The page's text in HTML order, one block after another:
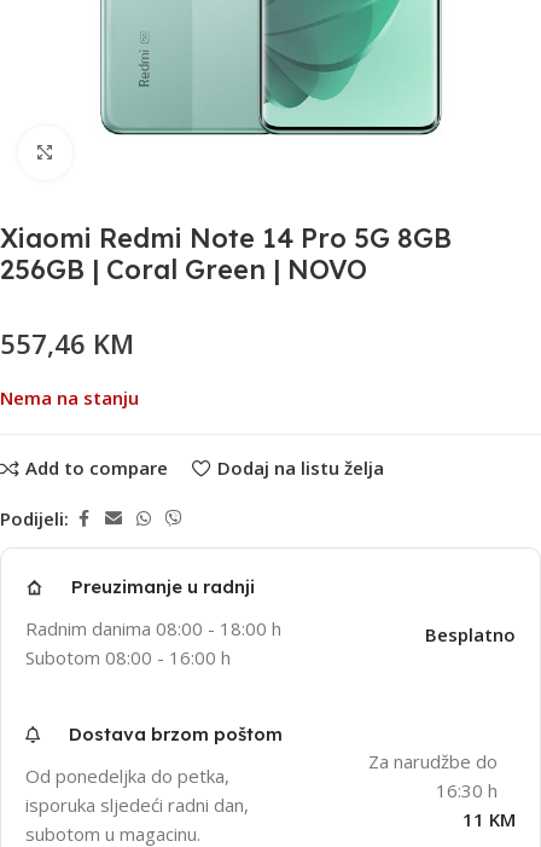
Xiaomi Redmi Note 14 Pro 5G 8GB
256GB | Coral Green | NOVO
557,46 KM
Nema na stanju
Add to compare Dodaj na listu želja
Podijeli:
Preuzimanje u radnji
Radnim danima 08:00 - 18:00 h
Subotom 08:00 - 16:00 h
Besplatno
Dostava brzom poštom
Od ponedeljka do petka,
isporuka sljedeći radni dan,
subotom u magacinu.
Za narudžbe do
16:30 h
11 KM